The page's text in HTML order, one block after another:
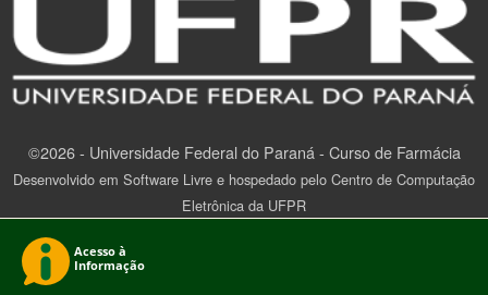
©2026 - Universidade Federal do Paraná - Curso de Farmácia
Desenvolvido em Software Livre e hospedado pelo Centro de Computação
Eletrônica da UFPR